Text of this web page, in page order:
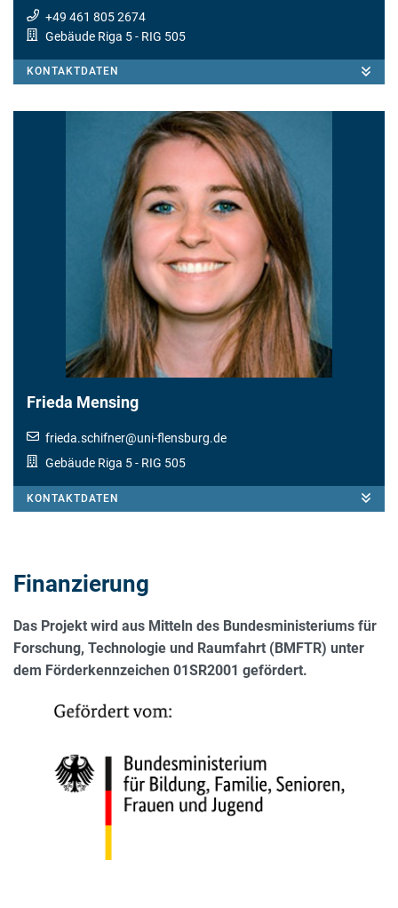
+49 461 805 2674
Gebäude Riga 5- RIG 505
KONTAKTDATEN
Frieda Mensing
frieda.schifner@uni-flensburg.de
Gebäude Riga 5- RIG 505
KONTAKTDATEN
Finanzierung
Das Projekt wird aus Mitteln des Bundesministeriums für
Forschung, Technologie und Raumfahrt (BMFTR) unter
dem Förderkennzeichen 01SR2001 gefördert.